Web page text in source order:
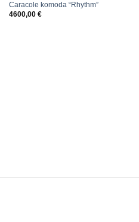
Caracole komoda “Rhythm”
4600,00 €